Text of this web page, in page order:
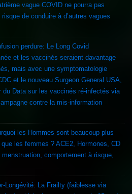
vague COVID ne pourra pas
de conduire à d’autres vagues
perdure: Le Long Covid
et les vaccinés seraient davantage
mais avec une symptomatologie
et le nouveau Surgeon General USA,
du Data sur les vaccinés ré-infectés via
contre la mis-information
les Hommes sont beaucoup plus
les femmes ? ACE2, Hormones, CD
comportement à risque,